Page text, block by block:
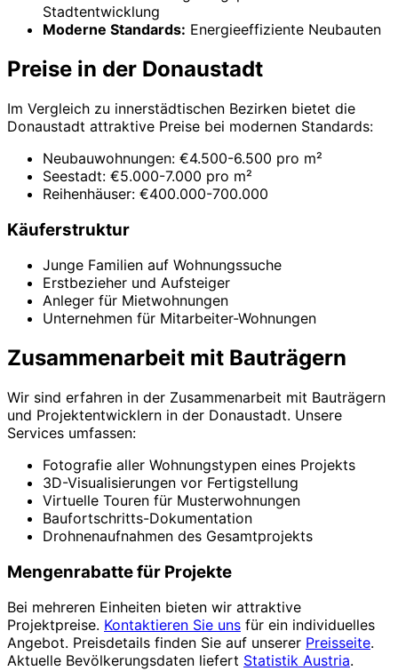
Stadtentwicklung
Moderne Standards: Energieeffiziente Neubauten
Preise in der Donaustadt
Im Vergleich zu innerstädtischen Bezirken bietet die
Donaustadt attraktive Preise bei modernen Standards:
Neubauwohnungen: €4.500-6.500 pro m²
Seestadt: €5.000-7.000 pro m²
Reihenhäuser: €400.000-700.000
Käuferstruktur
Junge Familien auf Wohnungssuche
Erstbezieher und Aufsteiger
Anleger für Mietwohnungen
Unternehmen für Mitarbeiter-Wohnungen
Zusammenarbeit mit Bauträgern
Wir sind erfahren in der Zusammenarbeit mit Bauträgern
und Projektentwicklern in der Donaustadt. Unsere
Services umfassen:
Fotografie aller Wohnungstypen eines Projekts
3D-Visualisierungen vor Fertigstellung
Virtuelle Touren für Musterwohnungen
Baufortschritts-Dokumentation
Drohnenaufnahmen des Gesamtprojekts
Mengenrabatte für Projekte
Bei mehreren Einheiten bieten wir attraktive
Projektpreise. Kontaktieren Sie uns für ein individuelles
Angebot. Preisdetails finden Sie auf unserer Preisseite.
Aktuelle Bevölkerungsdaten liefert Statistik Austria.